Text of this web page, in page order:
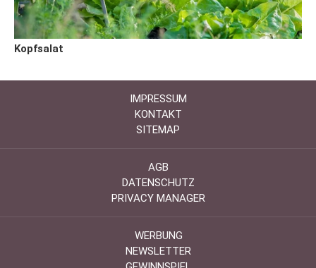
Kopfsalat
IMPRESSUM
KONTAKT
SITEMAP
AGB
DATENSCHUTZ
PRIVACY MANAGER
WERBUNG
NEWSLETTER